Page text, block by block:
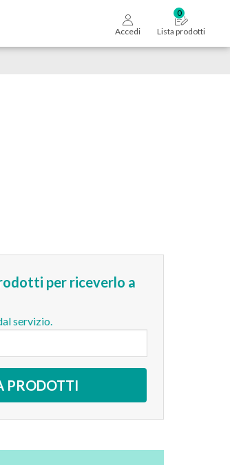
Accedi Lista prodotti
per riceverlo a
servizio.
PRODOTTI